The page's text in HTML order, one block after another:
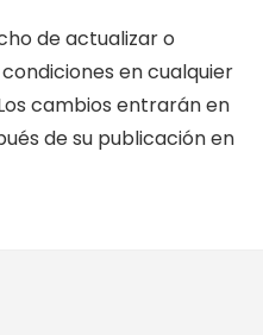
de actualizar o
en cualquier
cambios entrarán en
de su publicación en